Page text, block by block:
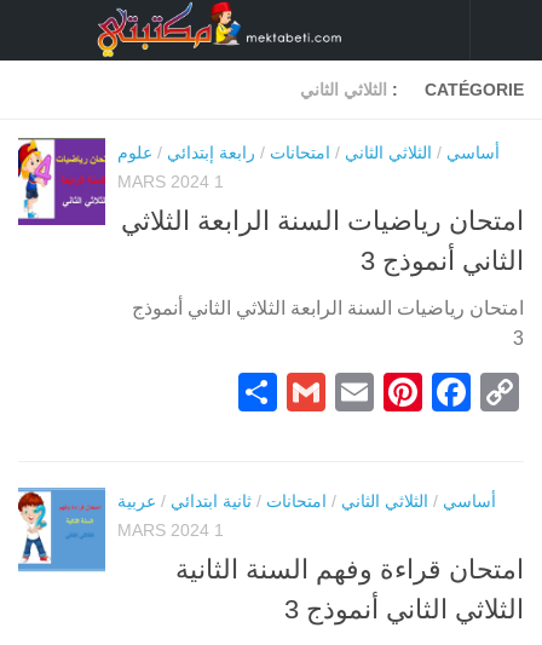
Skip to content
CATÉGORIE : الثلاثي الثاني
أساسي / الثلاثي الثاني / امتحانات / رابعة إبتدائي / علوم
1 MARS 2024
امتحان رياضيات السنة الرابعة الثلاثي
الثاني أنموذج 3
امتحان رياضيات السنة الرابعة الثلاثي الثاني أنموذج
3
Copy
Facebook
Pinterest
Email
Gmail
أساسي / الثلاثي الثاني / امتحانات / ثانية ابتدائي / عربية
1 MARS 2024
امتحان قراءة وفهم السنة الثانية
الثلاثي الثاني أنموذج 3